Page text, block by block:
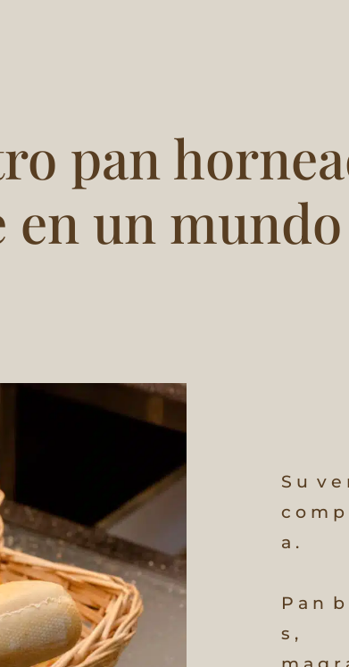
pan
un mundo
S u v e
c o m p
a .
P a n b
s ,